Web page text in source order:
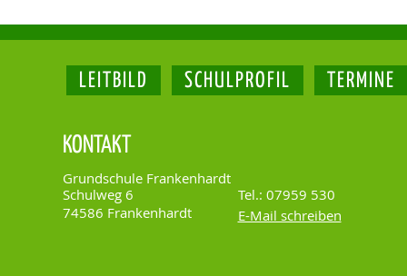
LEITBILD SCHULPROFIL TERMINE
KONTAKT
Grundschule Frankenhardt
Schulweg 6
Tel.: 07959 530
74586 Frankenhardt
E-Mail schreiben